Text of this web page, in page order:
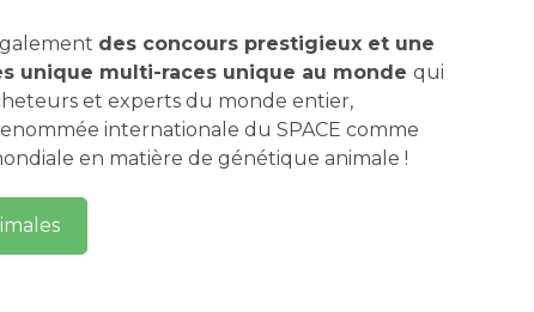
des concours prestigieux et une
unique multi-races unique au mondequi
et experts du monde entier,
internationale du SPACE comme
en matière de génétique animale !